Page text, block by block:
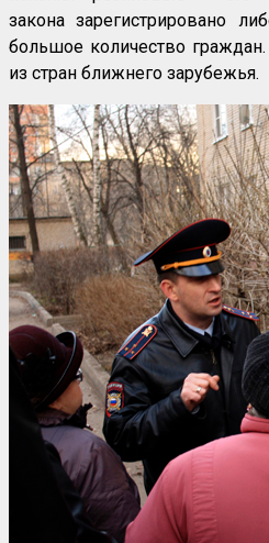
закона зарегистрировано
большое количество
из стран ближнего зарубежья.